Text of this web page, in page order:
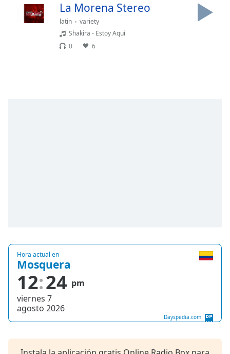
Picture-
Picture
Color
Opacity
Text
Color
La Morena Stereo
latin
variety
Shakira - Estoy Aquí
0
6
Hora actual en
Mosquera
12 24 pm
viernes 7
agosto 2026
Dayspedia.com